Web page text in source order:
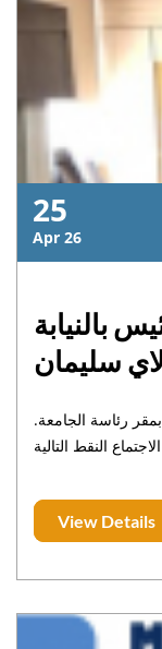
سليمان
عيد
25
Apr 26
بالنيابة
سليمان
رؤساء المؤسسات الجامعية، بمقر رئاسة الجامعة.
View Details